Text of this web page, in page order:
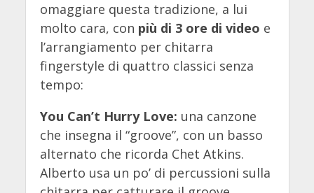
omaggiare questa tradizione, a lui
molto cara, con più di 3 ore di video e
l’arrangiamento per chitarra
fingerstyle di quattro classici senza
tempo:
You Can’t Hurry Love: una canzone
che insegna il “groove”, con un basso
alternato che ricorda Chet Atkins.
Alberto usa un po’ di percussioni sulla